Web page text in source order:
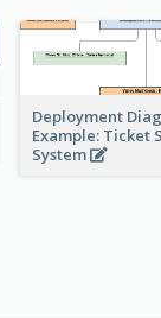
Deployment
Example: Ticket
System